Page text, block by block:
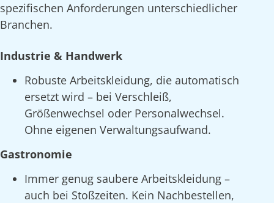
spezifischen Anforderungen unterschiedlicher
Branchen.
Industrie & Handwerk
Robuste Arbeitskleidung, die automatisch
ersetzt wird – bei Verschleiß,
Größenwechsel oder Personalwechsel.
Ohne eigenen Verwaltungsaufwand.
Gastronomie
Immer genug saubere Arbeitskleidung –
auch bei Stoßzeiten. Kein Nachbestellen,